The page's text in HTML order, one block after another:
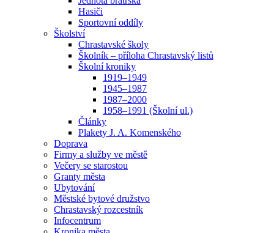
Hasiči
Sportovní oddíly
Školství
Chrastavské školy
Školník – příloha Chrastavský listů
Školní kroniky
1919–1949
1945–1987
1987–2000
1958–1991 (Školní ul.)
Články
Plakety J. A. Komenského
Doprava
Firmy a služby ve městě
Večery se starostou
Granty města
Ubytování
Městské bytové družstvo
Chrastavský rozcestník
Infocentrum